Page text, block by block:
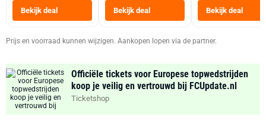
Bekijk deal Bekijk deal
Heteluchtfriteuse
Zwart
Bekijk deal
Prijs en voorraad kunnen wijzigen. Aankopen lopen via de partner.
Officiële tickets voor Europese topwedstrijden
koop je veilig en vertrouwd bij FCUpdate.nl
Ticketshop